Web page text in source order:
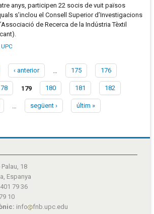
anys, participen 22 socis de vuit països
s’inclou el Consell Superior d’Investigacions
de Recerca de la Indústria Tèxtil
‹ anterior 175 176
179 180 181 182
següent › últim »
Palau, 18
Espanya
79 36
10
info fnb.upc.edu